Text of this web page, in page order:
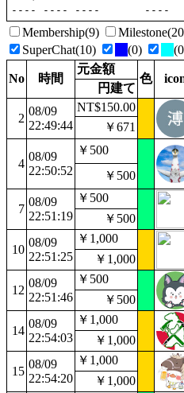
Membership(9)
SuperChat(10)
(0)
No 時間
元金額
色
円建て
2
08/09
22:49:44
NT$150.00
￥671
4
08/09
22:50:52
￥500
￥500
7
08/09
22:51:19
￥500
￥500
10
08/09
22:51:25
￥1,000
￥1,000
12
08/09
22:51:46
￥500
￥500
14
08/09
22:54:03
￥1,000
￥1,000
15
08/09
22:54:20
￥1,000
￥1,000